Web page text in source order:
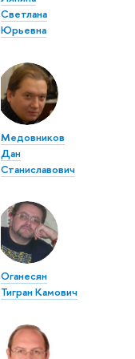
Светлана
Юрьевна
Медовников
Дан
Станиславович
Оганесян
Тигран Камович